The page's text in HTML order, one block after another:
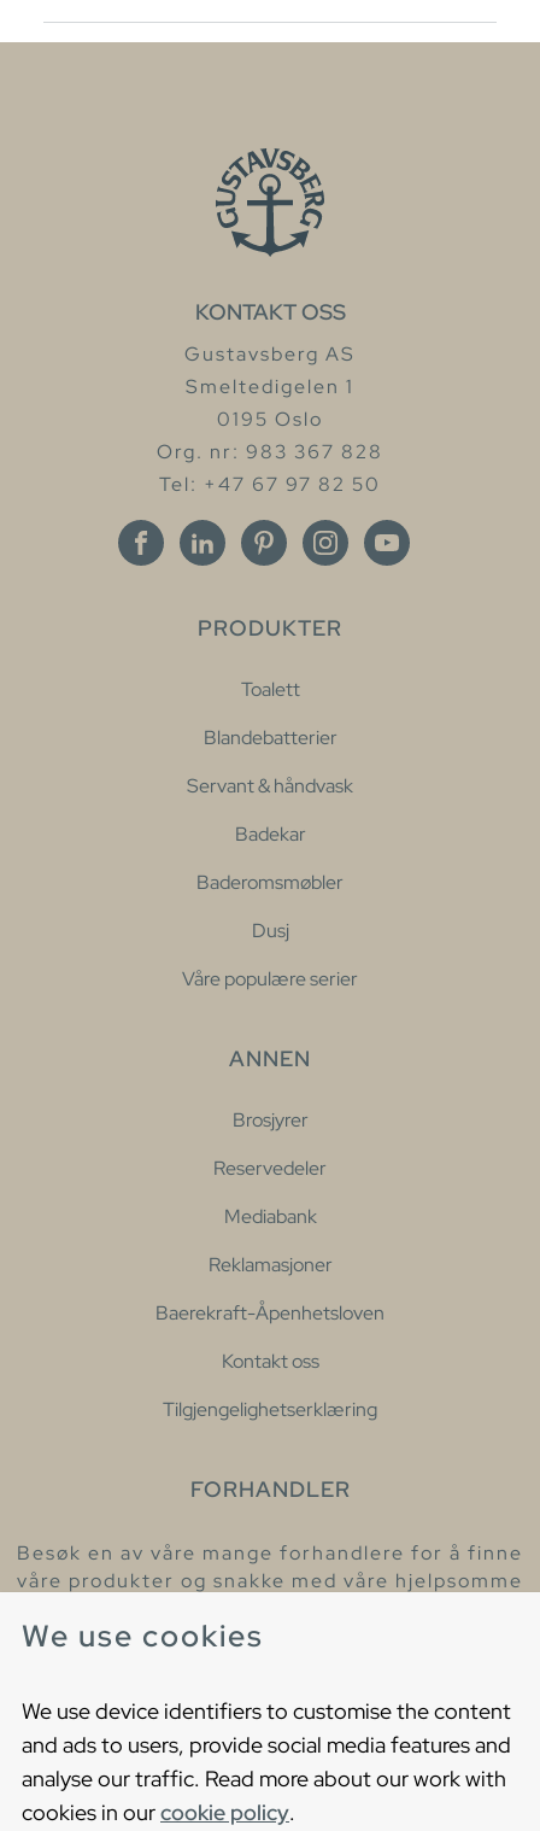
We use cookies
We use device identifiers to customise the content
and ads to users, provide social media features and
analyse our traffic. Read more about our work with
cookies in ourcookie policy.
KONTAKT OSS
Gustavsberg AS
Smeltedigelen 1
0195 Oslo
Org. nr: 983 367 828
Tel: +47 67 97 82 50
PRODUKTER
Toalett
Blandebatterier
Servant & håndvask
Badekar
Baderomsmøbler
Dusj
Våre populære serier
ANNEN
Brosjyrer
Reservedeler
Mediabank
Reklamasjoner
Baerekraft-Åpenhetsloven
Kontakt oss
Tilgjengelighetserklæring
FORHANDLER
Besøk en av våre mange forhandlere for å finne
våre produkter og snakke med våre hjelpsomme